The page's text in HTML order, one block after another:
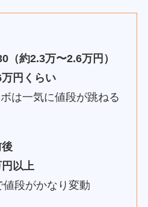
（約2.3万〜2.6万円）
円くらい
は一気に値段が跳ねる
以上
段がかなり変動